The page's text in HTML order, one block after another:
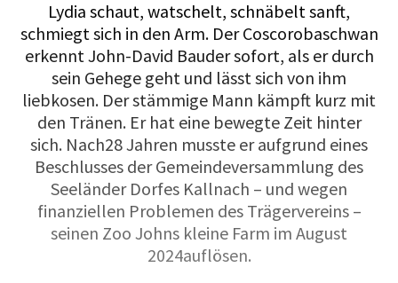
Lydia schaut, watschelt, schnäbelt sanft,
schmiegt sich in den Arm. Der Coscorobaschwan
erkennt John-David Bauder sofort, als er durch
sein Gehege geht und lässt sich von ihm
liebkosen. Der stämmige Mann kämpft kurz mit
den Tränen. Er hat eine bewegte Zeit hinter
sich. Nach28 Jahren musste er aufgrund eines
Beschlusses der Gemeindeversammlung des
Seeländer Dorfes Kallnach – und wegen
finanziellen Problemen des Trägervereins –
seinen Zoo Johns kleine Farm im August
2024auflösen.